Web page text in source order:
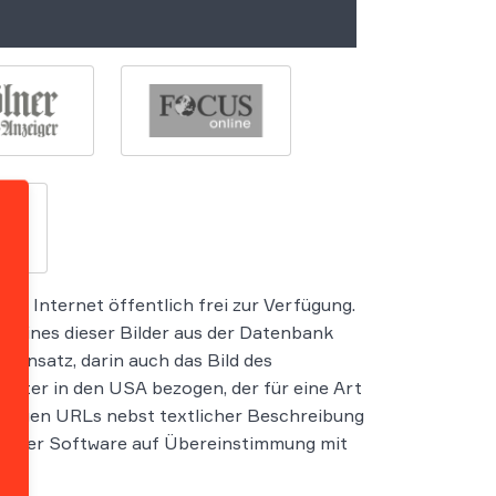
im Internet öffentlich frei zur Verfügung.
Eines dieser Bilder aus der Datenbank
darin auch das Bild des
in den USA bezogen, der für eine Art
URLs nebst textlicher Beschreibung
Software auf Übereinstimmung mit